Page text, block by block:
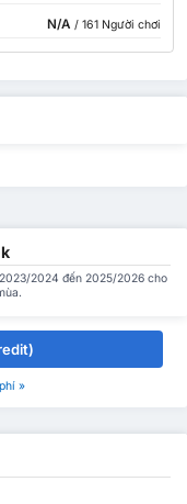
N/A / 161 Người chơi
2024 đến 2025/2026 cho
»